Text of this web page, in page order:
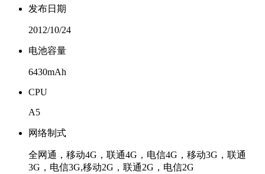
发布日期
2012/10/24
电池容量
6430mAh
CPU
A5
网络制式
全网通，移动4G，联通4G，电信4G，移动3G，联通
3G，电信3G,移动2G，联通2G，电信2G